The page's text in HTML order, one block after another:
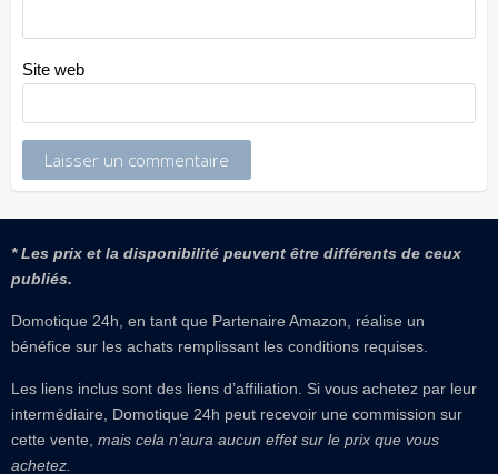
Site web
* Les prix et la disponibilité peuvent être différents de ceux
publiés.
Domotique 24h, en tant que Partenaire Amazon, réalise un
bénéfice sur les achats remplissant les conditions requises.
Les liens inclus sont des liens d’affiliation. Si vous achetez par leur
intermédiaire, Domotique 24h peut recevoir une commission sur
cette vente, mais cela n’aura aucun effet sur le prix que vous
achetez.